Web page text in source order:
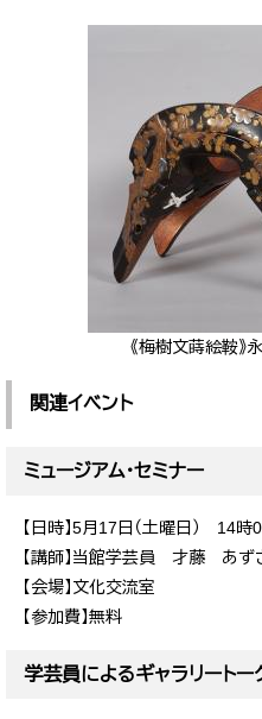
《梅樹文蒔絵鞍》
関連イベント
ミュージアム・セミナー
【日時】5月17日（土曜日） 14
【講師】当館学芸員 才藤 あず
【会場】文化交流室
【参加費】無料
学芸員によるギャラリートー